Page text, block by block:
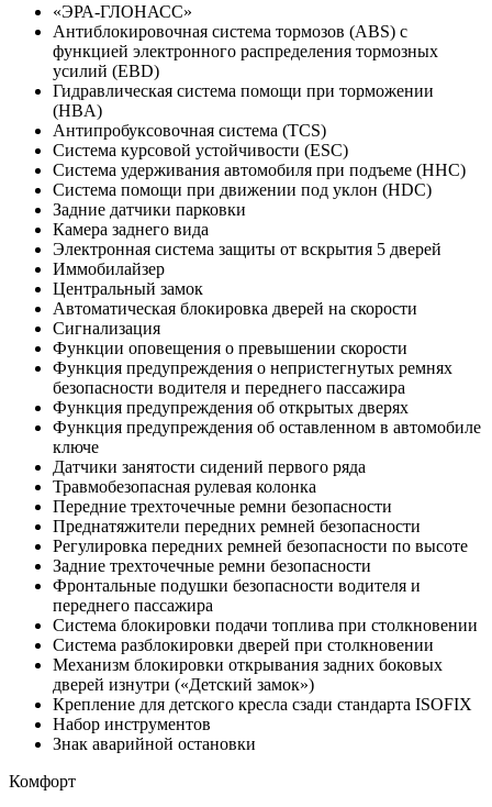
«ЭРА-ГЛОНАСС»
Антиблокировочная система тормозов (ABS) с
функцией электронного распределения тормозных
усилий (EBD)
Гидравлическая система помощи при торможении
(HBA)
Антипробуксовочная система (TCS)
Система курсовой устойчивости (ESC)
Система удерживания автомобиля при подъеме (HHC)
Система помощи при движении под уклон (HDC)
Задние датчики парковки
Камера заднего вида
Электронная система защиты от вскрытия 5 дверей
Иммобилайзер
Центральный замок
Автоматическая блокировка дверей на скорости
Сигнализация
Функции оповещения о превышении скорости
Функция предупреждения о непристегнутых ремнях
безопасности водителя и переднего пассажира
Функция предупреждения об открытых дверях
Функция предупреждения об оставленном в автомобиле
ключе
Датчики занятости сидений первого ряда
Травмобезопасная рулевая колонка
Передние трехточечные ремни безопасности
Преднатяжители передних ремней безопасности
Регулировка передних ремней безопасности по высоте
Задние трехточечные ремни безопасности
Фронтальные подушки безопасности водителя и
переднего пассажира
Система блокировки подачи топлива при столкновении
Система разблокировки дверей при столкновении
Механизм блокировки открывания задних боковых
дверей изнутри («Детский замок»)
Крепление для детского кресла сзади стандарта ISOFIX
Набор инструментов
Знак аварийной остановки
Комфорт